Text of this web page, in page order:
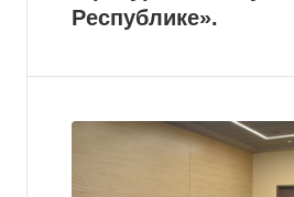
Республике».